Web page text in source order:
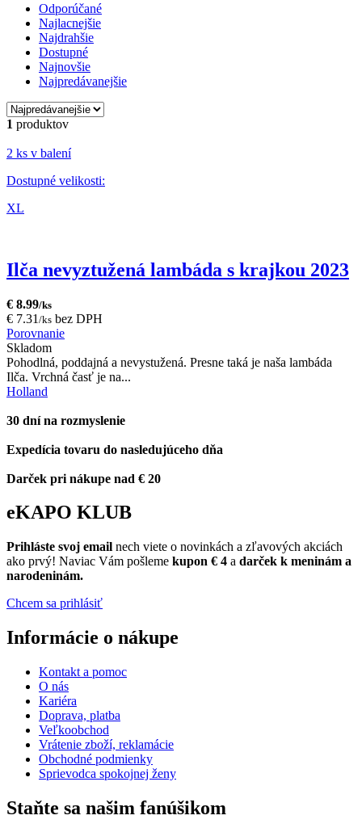
Odporúčané
Najlacnejšie
Najdrahšie
Dostupné
Najnovšie
Najpredávanejšie
1 produktov
2 ks v balení
Dostupné velikosti:
XL
Ilča nevyztužená lambáda s krajkou 2023
€ 8.99/ks
€ 7.31 /ks bez DPH
Porovnanie
Skladom
Pohodlná, poddajná a nevystužená. Presne taká je naša lambáda
Ilča. Vrchná časť je na...
Holland
30 dní na rozmyslenie
Expedícia tovaru do nasledujúceho dňa
Darček pri nákupe nad € 20
eKAPO KLUB
Prihláste svoj email nech viete o novinkách a zľavových akciách
ako prvý! Naviac Vám pošleme kupon € 4 a darček k meninám a
narodeninám.
Chcem sa prihlásiť
Informácie o nákupe
Kontakt a pomoc
O nás
Kariéra
Doprava, platba
Veľkoobchod
Vrátenie zboží, reklamácie
Obchodné podmienky
Sprievodca spokojnej ženy
Staňte sa našim fanúšikom